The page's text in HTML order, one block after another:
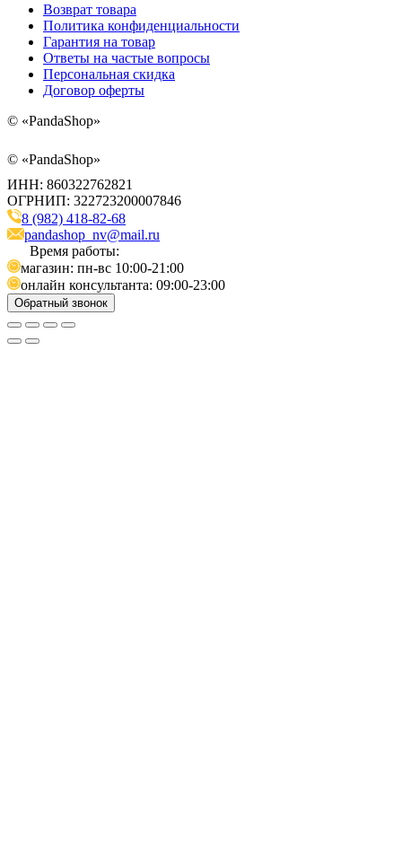
Возврат товара
Политика конфиденциальности
Гарантия на товар
Ответы на частые вопросы
Персональная скидка
Договор оферты
© «PandaShop»
© «PandaShop»
ИНН: 860322762821
ОГРНИП: 322723200007846
8 (982) 418-82-68
pandashop_nv@mail.ru
Время работы:
магазин: пн-вс 10:00-21:00
онлайн консультанта: 09:00-23:00
Обратный звонок